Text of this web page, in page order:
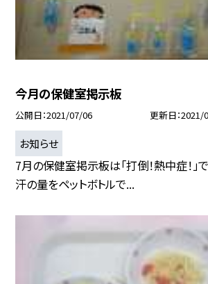
今月の保健室掲示板
公開日 2021/07/06 更新日 2021/
お知らせ
7月の保健室掲示板は「打倒！熱中症！」
汗の量をペットボトルで...